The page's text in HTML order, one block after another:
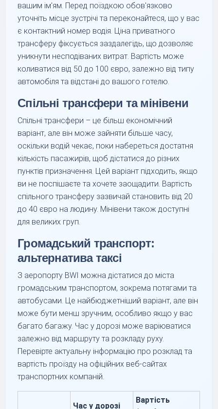
вашим ім'ям. Перед поїздкою обов'язково
уточніть місце зустрічі та переконайтеся, що у вас
є контактний номер водія. Ціна приватного
трансферу фіксується заздалегідь, що дозволяє
уникнути несподіваних витрат. Вартість може
коливатися від 50 до 100 євро, залежно від типу
автомобіля та відстані до вашого готелю.
Спільні трансфери та мінівени
Спільні трансфери – це більш економічний
варіант, але він може зайняти більше часу,
оскільки водій чекає, поки набереться достатня
кількість пасажирів, щоб дістатися до різних
пунктів призначення. Цей варіант підходить, якщо
ви не поспішаєте та хочете заощадити. Вартість
спільного трансферу зазвичай становить від 20
до 40 євро на людину. Мінівени також доступні
для великих груп.
Громадський транспорт:
альтернатива таксі
З аеропорту BWI можна дістатися до міста
громадським транспортом, зокрема потягами та
автобусами. Це найбюджетніший варіант, але він
може бути менш зручним, особливо якщо у вас
багато багажу. Час у дорозі може варіюватися
залежно від маршруту та розкладу руху.
Перевірте актуальну інформацію про розклад та
вартість проїзду на офіційних веб-сайтах
транспортних компаній.
Час у дорозі
Вартість